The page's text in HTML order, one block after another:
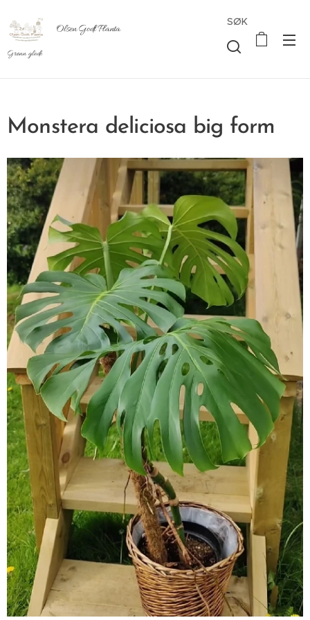
Olsen Godt Planta
Grønn glede
SØK
Monstera deliciosa big form